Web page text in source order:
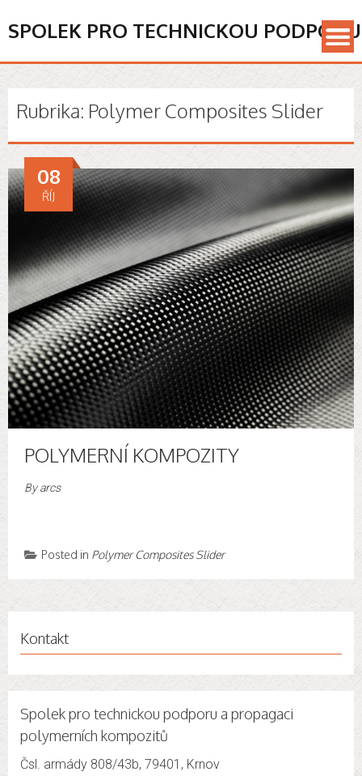
SPOLEK PRO TECHNICKOU
Rubrika: Polymer Composites Slider
POLYMERNÍ KOMPOZITY
08
ŘÍJ
Byarcs
Posted in Polymer Composites Slider
Kontakt
Spolek pro technickou podporu a propagaci
polymerních kompozitů
Čsl. armády 808/43b, 79401, Krnov